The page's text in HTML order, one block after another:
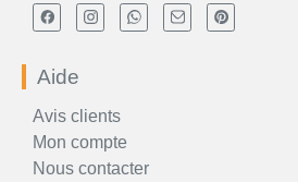
Aide
Avis clients
Mon compte
Nous contacter